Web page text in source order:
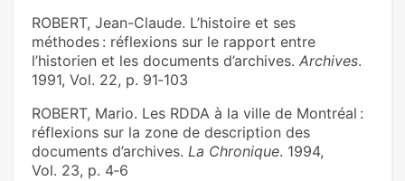
ROBERT, Jean-Claude. L’histoire et ses
méthodes : réflexions sur le rapport entre
l’historien et les documents d’archives. Archives.
1991, Vol. 22, p. 91‑103
ROBERT, Mario. Les RDDA à la ville de Montréal :
réflexions sur la zone de description des
documents d’archives. La Chronique. 1994,
Vol. 23, p. 4‑6